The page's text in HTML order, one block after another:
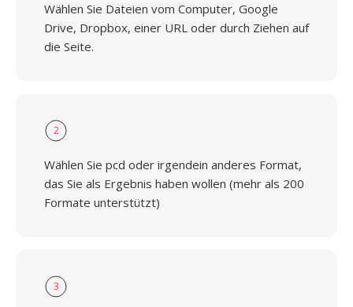
Wählen Sie Dateien vom Computer, Google
Drive, Dropbox, einer URL oder durch Ziehen auf
die Seite.
2
Wählen Sie pcd oder irgendein anderes Format,
das Sie als Ergebnis haben wollen (mehr als 200
Formate unterstützt)
3